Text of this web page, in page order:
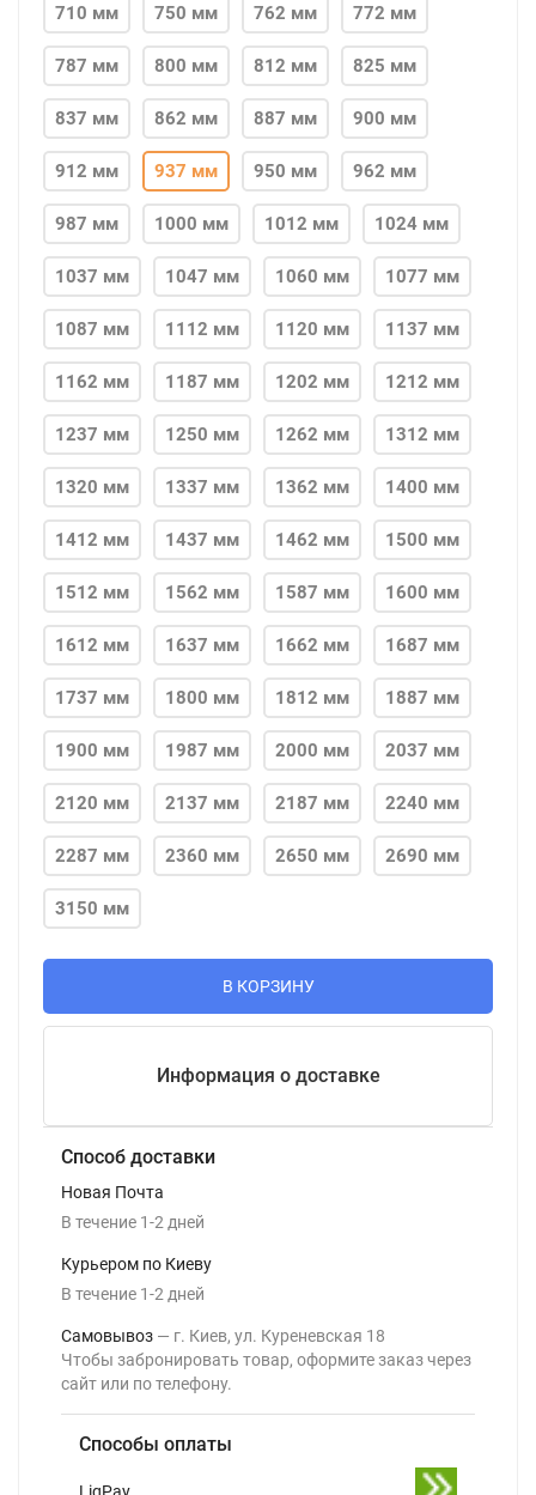
710 мм 750 мм 762 мм 772 мм
787 мм 800 мм 812 мм 825 мм
837 мм 862 мм 887 мм 900 мм
912 мм 937 мм 950 мм 962 мм
987 мм 1000 мм 1012 мм 1024 мм
1037 мм 1047 мм 1060 мм 1077 мм
1087 мм 1112 мм 1120 мм 1137 мм
1162 мм 1187 мм 1202 мм 1212 мм
1237 мм 1250 мм 1262 мм 1312 мм
1320 мм 1337 мм 1362 мм 1400 мм
1412 мм 1437 мм 1462 мм 1500 мм
1512 мм 1562 мм 1587 мм 1600 мм
1612 мм 1637 мм 1662 мм 1687 мм
1737 мм 1800 мм 1812 мм 1887 мм
1900 мм 1987 мм 2000 мм 2037 мм
2120 мм 2137 мм 2187 мм 2240 мм
2287 мм 2360 мм 2650 мм 2690 мм
3150 мм
В КОРЗИНУ
Информация о доставке
Способ доставки
Новая Почта
В течение 1-2 дней
Курьером по Киеву
В течение 1-2 дней
Самовывоз
г. Киев, ул. Куреневская 18
Чтобы забронировать товар, оформите заказ через
сайт или по телефону.
Способы оплаты
LiqPay